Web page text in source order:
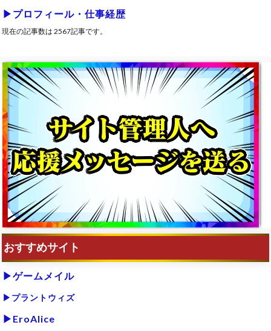
▶プロフィール・仕事経歴
現在の記事数は 2567記事です。
おすすめサイト
▶ゲームメイル
▶プラントウィズ
▶EroAlice